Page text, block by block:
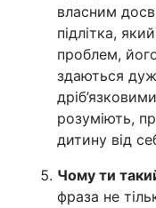
власним
підлітка,
проблем,
здаються
розуміють,
дитину від
Чому ти
фраза не